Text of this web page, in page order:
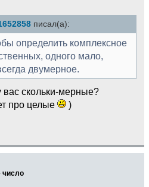
писал(а):
определить комплексное
одного мало,
двумерное.
скольки-мерные?
про целые
)
число